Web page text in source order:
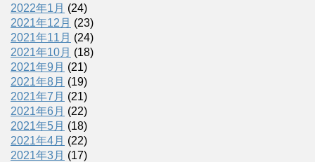
2022年1月 (24)
2021年12月 (23)
2021年11月 (24)
2021年10月 (18)
2021年9月 (21)
2021年8月 (19)
2021年7月 (21)
2021年6月 (22)
2021年5月 (18)
2021年4月 (22)
2021年3月 (17)